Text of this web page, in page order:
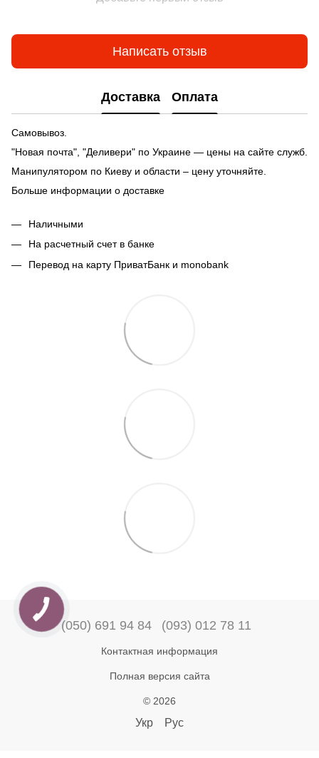
Написать отзыв
Доставка Оплата
Самовывоз.
"Новая почта", "Деливери" по Украине — цены на сайте служб.
Манипулятором по Киеву и области – цену уточняйте.
Больше информации о доставке
Наличными
На расчетный счет в банке
Перевод на карту ПриватБанк и monobank
(050) 691 94 84 (093) 012 78 11
Контактная информация
Полная версия сайта
© 2026
Укр Рус